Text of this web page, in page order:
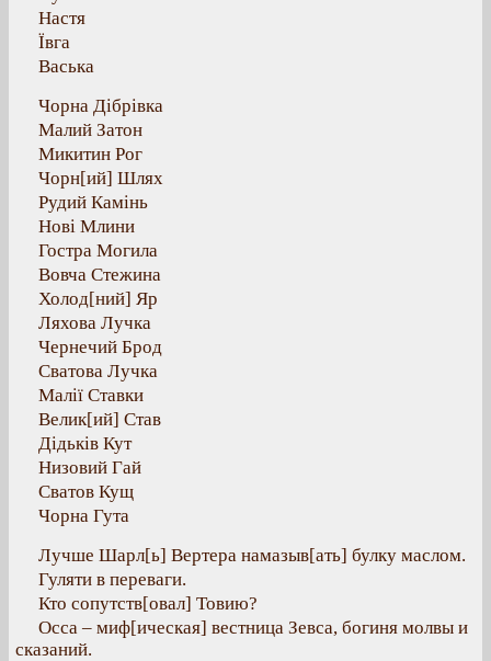
Настя
Ївга
Васька
Чорна Дібрівка
Малий Затон
Микитин Рог
Чорн[ий] Шлях
Рудий Камінь
Нові Млини
Гостра Могила
Вовча Стежина
Холод[ний] Яр
Ляхова Лучка
Чернечий Брод
Сватова Лучка
Малії Ставки
Велик[ий] Став
Дідьків Кут
Низовий Гай
Сватов Кущ
Чорна Гута
Лучше Шарл[ь] Вертера намазыв[ать] булку маслом.
Гуляти в переваги.
Кто сопутств[овал] Товию?
Осса – миф[ическая] вестница Зевса, богиня молвы и
сказаний.